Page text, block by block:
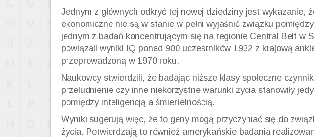
Jednym z głównych odkryć tej nowej dziedziny jest wykazanie,
ekonomiczne nie są w stanie w pełni wyjaśnić związku
jednym z badań koncentrującym się na regionie Central Belt w
powiązali wyniki IQ ponad 900 uczestników 1932 z krajową
przeprowadzoną w 1970 roku.
Naukowcy stwierdzili, że badając niższe klasy społeczne
przeludnienie czy inne niekorzystne warunki życia stanowiły
pomiędzy inteligencją a śmiertelnością.
Wyniki sugerują więc, że to geny mogą przyczyniać się do
życia. Potwierdzają to również amerykańskie badania